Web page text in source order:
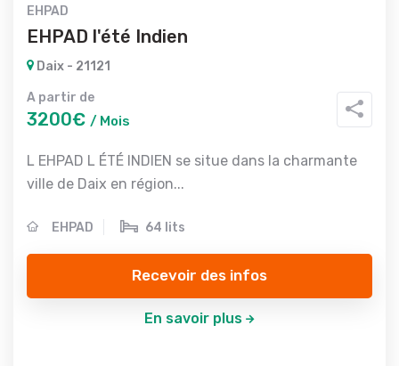
EHPAD
EHPAD l'été Indien
Daix - 21121
A partir de
3200€ / Mois
L EHPAD L ÉTÉ INDIEN se situe dans la charmante
ville de Daix en région...
EHPAD 64 lits
Recevoir des infos
En savoir plus